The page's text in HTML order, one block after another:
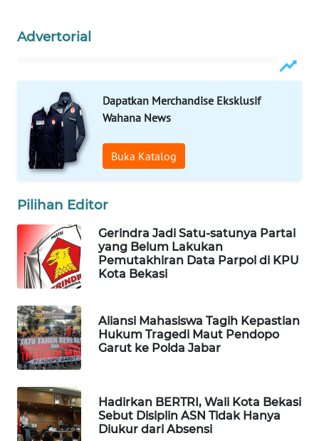
Advertorial
Dapatkan Merchandise Eksklusif
Wahana News
Buka Katalog
Pilihan Editor
Gerindra Jadi Satu-satunya Partai
yang Belum Lakukan
Pemutakhiran Data Parpol di KPU
Kota Bekasi
Aliansi Mahasiswa Tagih Kepastian
Hukum Tragedi Maut Pendopo
Garut ke Polda Jabar
Hadirkan BERTRI, Wali Kota Bekasi
Sebut Disiplin ASN Tidak Hanya
Diukur dari Absensi
WALINKI
ID
MAWAKA
ID
NET
PLN
WATCH
MKLI
LPKKI
LKKI
KOPEKLIN